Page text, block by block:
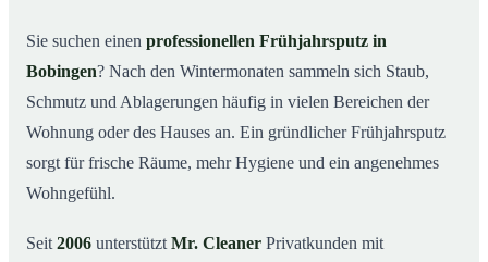
03Was kostet ein Frühjahrsputz in Bobingen?
04Warum Mr. Cleaner in Bobingen?
05Typische Anlässe für einen Frühjahrsputz
Jetzt Angebot einholen
Sie suchen einen professionellen Frühjahrsputz in
Bobingen? Nach den Wintermonaten sammeln sich Staub,
Schmutz und Ablagerungen häufig in vielen Bereichen der
Wohnung oder des Hauses an. Ein gründlicher Frühjahrsputz
sorgt für frische Räume, mehr Hygiene und ein angenehmes
Wohngefühl.
Seit 2006 unterstützt Mr. Cleaner Privatkunden mit